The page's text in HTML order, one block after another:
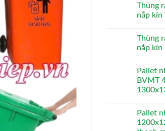
Thùng
nắp kín
Thùng
nắp kín
Pallet
BVMT
Pallet